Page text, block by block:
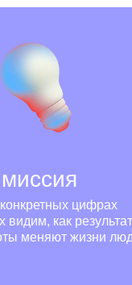
миссия
цифрах
видим, как
меняют жизни